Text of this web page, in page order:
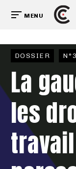
MENU
DOSSIER
La
les